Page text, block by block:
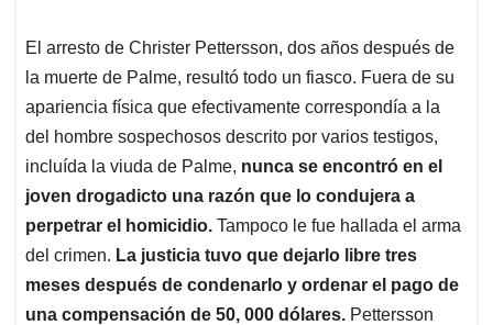
El arresto de Christer Pettersson, dos años después de
la muerte de Palme, resultó todo un fiasco. Fuera de su
apariencia física que efectivamente correspondía a la
del hombre sospechosos descrito por varios testigos,
incluída la viuda de Palme, nunca se encontró en el
joven drogadicto una razón que lo condujera a
perpetrar el homicidio. Tampoco le fue hallada el arma
del crimen. La justicia tuvo que dejarlo libre tres
meses después de condenarlo y ordenar el pago de
una compensación de 50, 000 dólares. Pettersson